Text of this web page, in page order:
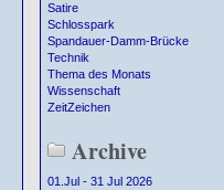
Satire
Schlosspark
Spandauer-Damm-Brücke
Technik
Thema des Monats
Wissenschaft
ZeitZeichen
Archive
01.Jul - 31 Jul 2026